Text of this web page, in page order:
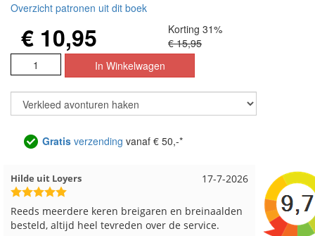
Overzicht patronen uit dit boek
€ 10,95
Korting 31%
€ 15,95
Gratis verzending vanaf € 50,-*
17-7-2026
Hilde uit Loyers
Reeds meerdere keren breigaren en breinaalden
besteld, altijd heel tevreden over de service.
Loes uit
Snelle